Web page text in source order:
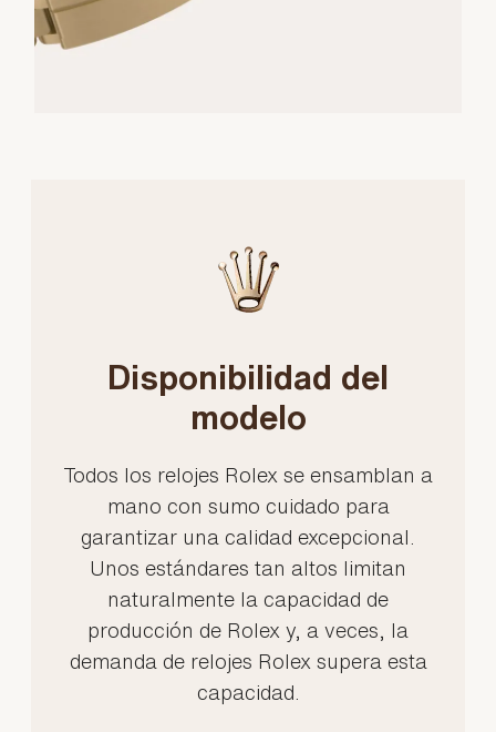
Disponibilidad del
modelo
Todos los relojes Rolex se ensamblan a
mano con sumo cuidado para
garantizar una calidad excepcional.
Unos estándares tan altos limitan
naturalmente la capacidad de
producción de Rolex y, a veces, la
demanda de relojes Rolex supera esta
capacidad.